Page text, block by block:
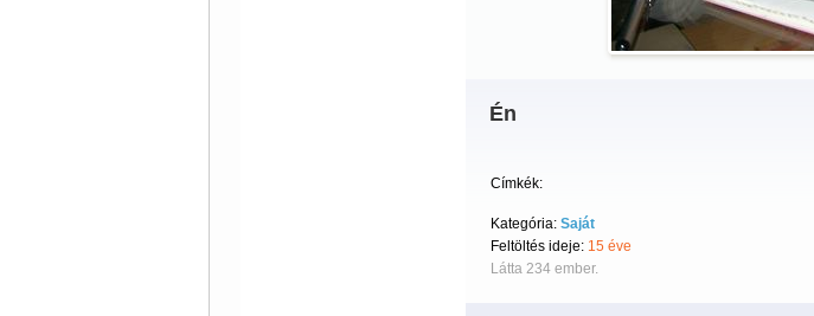
Én
Címkék:
Kategória: Saját
Feltöltés ideje: 15 éve
Látta 234 ember.